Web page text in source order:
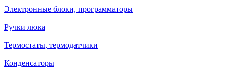
Электронные блоки, программаторы
Ручки люка
Термостаты, термодатчики
Конденсаторы